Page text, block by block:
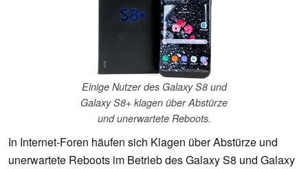
Einige Nutzer des Galaxy S8 und
Galaxy S8+ klagen über Abstürze
und unerwartete Reboots.
In Internet-Foren häufen sich Klagen über Abstürze und
unerwartete Reboots im Betrieb des Galaxy S8 und Galaxy